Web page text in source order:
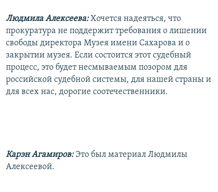
Людмила Алексеева: Хочется надеяться, что
прокуратура не поддержит требования о лишении
свободы директора Музея имени Сахарова и о
закрытии музея. Если состоится этот судебный
процесс, это будет несмываемым позором для
российской судебной системы, для нашей страны и
для всех нас, дорогие соотечественники.
Карэн Агамиров: Это был материал Людмилы
Алексеевой.